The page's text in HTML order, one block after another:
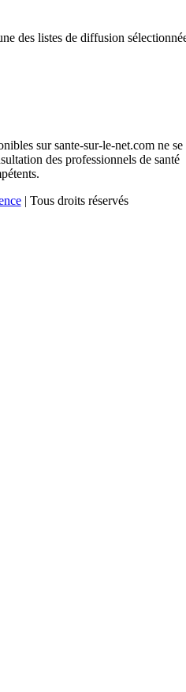
des listes de diffusion
sur sante-sur-le-net.com ne se
des professionnels de santé
| Tous droits réservés